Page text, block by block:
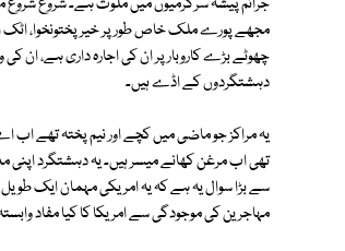
مجھے پورے ملک خاص طور پر خیرپختونخوا، اٹک
چھوٹے بڑے کاروبار پر ان کی اجارہ داری ہے، ان
دہشتگردوں کے اڈے ہیں۔
یہ مراکز جو ماضی میں کچے اور نیم پختہ تھے
تھی اب مرغن کھانے میسر ہیں۔ یہ دہشتگرد
سے بڑا سوال یہ ہے کہ یہ امریکی مہمان ایک
مہاجرین کی موجودگی سے امریکا کا کیا مفاد